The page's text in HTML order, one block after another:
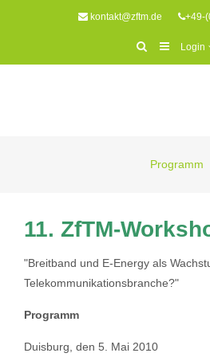
kontakt@zftm.de +49-
Login
Programm
11. ZfTM-
"Breitband und E-Energy als
Telekommunikationsbranche?"
Programm
Duisburg, den 5. Mai 2010